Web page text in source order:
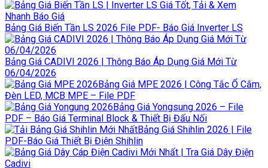
Bảng Giá Biến Tần LS 2026 File PDF- Báo Giá Inverter LS
Bảng Giá CADIVI 2026 | Thông Báo Áp Dụng Giá Mới Từ
06/04/2026
Bảng Giá MPE 2026 | Công Tắc Ổ Cắm,
Đèn LED, MCB MPE – File PDF
Bảng Giá Yongsung 2026 – File
PDF – Báo Giá Terminal Block & Thiết Bị Đấu Nối
Bảng Giá Shihlin 2026 | File
PDF-Báo Giá Thiết Bị Điện Shihlin